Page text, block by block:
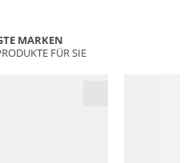
MARKEN
FÜR SIE